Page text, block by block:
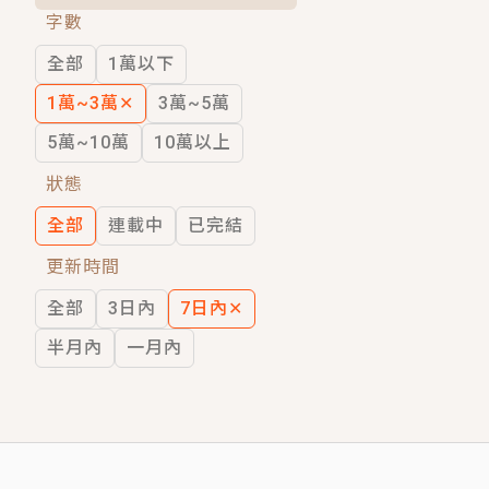
穿越｜《穿越遠古後成了野人娘子》你
字數
全部
1萬以下
1萬~3萬 ✕
3萬~5萬
5萬~10萬
10萬以上
狀態
全部
連載中
已完結
更新時間
全部
3日內 7日內 ✕
半月內
一月內